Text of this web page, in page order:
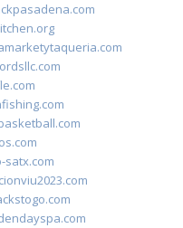
satx.com